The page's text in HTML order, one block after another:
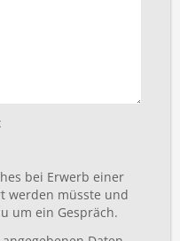
bei Erwerb einer
werden müsste und
um ein Gespräch.